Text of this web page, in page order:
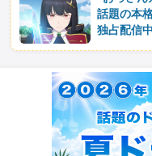
話題の本
独占配信中